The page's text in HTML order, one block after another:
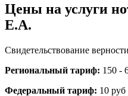
Цены на услуги
Е.А.
Свидетельствование
Региональный тариф: 150 -
Федеральный тариф: 10 руб